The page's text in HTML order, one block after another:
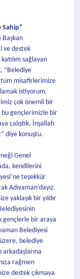
Sahip”
Başkan
ve destek
sağlayan
“Belediye
tüm misafirlerimize
istiyorum.
çok önemli bir
bu gençlerimizle bir
çalıştık. İnşallah
diye konuştu.
Genel
kendilerini
teşekkür
Adıyaman’dayız.
yaklaşık bir yıldır
gençlerle bir araya
Belediyesi
belediye
arkadaşlarına
rağmen
destek çıkmaya